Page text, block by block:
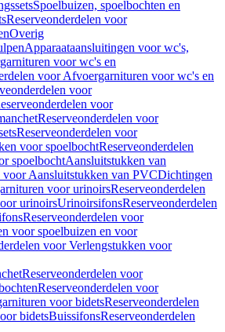
Spoelbuizen, spoelbochten en
Reserveonderdelen voor
Overig
Apparaataansluitingen voor wc's,
voor wc's en
voor Afvoergarnituren voor wc's en
voor
voor
Reserveonderdelen voor
Reserveonderdelen voor
voor spoelbochtReserveonderdelen
spoelbochtAansluitstukken van
voor Aansluitstukken van PVCDichtingen
voor urinoirsReserveonderdelen
urinoirsUrinoirsifonsReserveonderdelen
Reserveonderdelen voor
voor spoelbuizen en voor
voor Verlengstukken voor
Reserveonderdelen voor
Reserveonderdelen voor
voor bidetsReserveonderdelen
bidetsBuissifonsReserveonderdelen